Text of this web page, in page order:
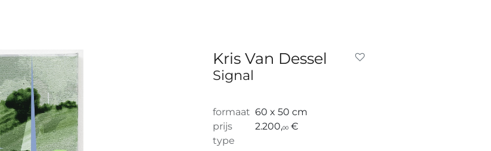
Kris Van Dessel
Signal
formaat 60 x 50 cm
prijs
2.200,00 €
type